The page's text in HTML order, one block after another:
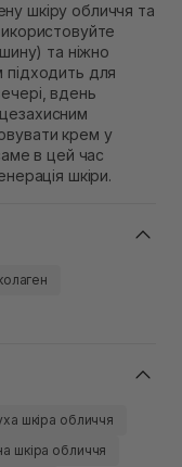
шкіру обличчя та
та ніжно
для
вдень
крем у
в цей час
шкіри.
шкіра обличчя
шкіра обличчя